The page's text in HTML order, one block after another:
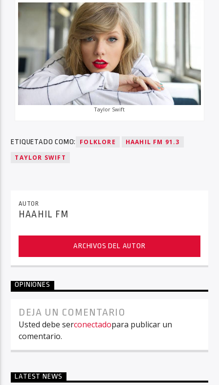
Taylor Swift
ETIQUETADO COMO: FOLKLORE
HAAHIL FM 91.3
TAYLOR SWIFT
AUTOR
HAAHIL FM
ARCHIVOS DEL AUTOR
OPINIONES
DEJA UN COMENTARIO
Usted debe serconectadopara publicar un
comentario.
LATEST NEWS